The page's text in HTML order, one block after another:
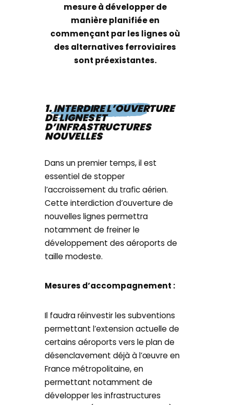
mesure à développer de
manière planifiée en
commençant par les lignes où
des alternatives ferroviaires
sont préexistantes.
1. INTERDIRE L’OUVERTURE
DE LIGNES ET
D’INFRASTRUCTURES
NOUVELLES
Dans un premier temps, il est
essentiel de stopper
l’accroissement du trafic aérien.
Cette interdiction d’ouverture de
nouvelles lignes permettra
notamment de freiner le
développement des aéroports de
taille modeste.
Mesures d’accompagnement :
Il faudra réinvestir les subventions
permettant l’extension actuelle de
certains aéroports vers le plan de
désenclavement déjà à l’œuvre en
France métropolitaine, en
permettant notamment de
développer les infrastructures